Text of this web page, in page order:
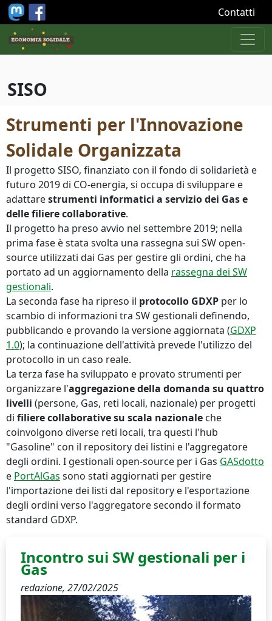
Salta al contenuto principale Contatti
SISO
Strumenti per l'Innovazione
Solidale Organizzata
Il progetto SISO, finanziato con il fondo di solidarietà e
futuro 2019 di CO-energia, si occupa di sviluppare e
adattarestrumenti informatici a servizio dei Gas e
delle filiere collaborative.
Il progetto ha preso avvio nel settembre 2019; nella
prima fase è stata svolta una rassegna sui SW open-
source utilizzati dai Gas per gestire gli ordini, che ha
portato ad un aggiornamento della rassegna dei SW
gestionali.
La seconda fase ha ripreso il protocollo GDXP per lo
scambio di informazioni tra SW gestionali definendo,
pubblicando e provando la versione aggiornata (GDXP
1.0); la continuazione dell'attività prevede l'utilizzo del
protocollo in un caso reale.
La terza fase ha sviluppato e provato strumenti per
organizzare l'aggregazione della domanda su quattro
livelli (persone, Gas, reti locali, nazionale) per progetti
di filiere collaborative su scala nazionale che
coinvolgono diverse reti locali, tra questi l'hub
"Gasoline" con il repository dei listini e l'aggregatore
degli ordini. I gestionali open-source per i Gas GASdotto
e PortAlGas sono stati aggiornati per gestire
l'importazione dei listi dal repository e l'esportazione
degli ordini verso l'aggregatore secondo il formato
standard GDXP.
Incontro sui SW gestionali per i
Gas
redazione, 27/02/2025